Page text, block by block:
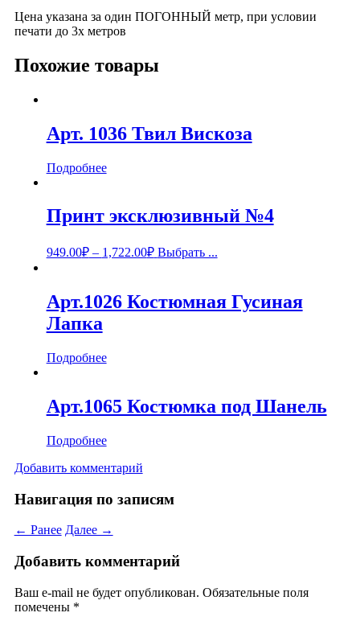
Цена указана за один ПОГОННЫЙ метр, при условии
печати до 3х метров
Похожие товары
Арт. 1036 Твил Вискоза
Подробнее
Принт эксклюзивный №4
949.00₽– 1,722.00₽ Выбрать ...
Арт.1026 Костюмная Гусиная
Лапка
Подробнее
Арт.1065 Костюмка под Шанель
Подробнее
Добавить комментарий
Навигация по записям
← Ранее Далее →
Добавить комментарий
Ваш e-mail не будет опубликован. Обязательные поля
помечены *